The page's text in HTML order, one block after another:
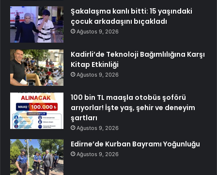
Şakalaşma kanlı bitti: 15 yaşındaki
çocuk arkadaşını bıçakladı
Ağustos 9, 2026
Kadirli’de Teknoloji Bağımlılığına Karşı
Kitap Etkinliği
Ağustos 9, 2026
100 bin TL maaşla otobüs şoförü
arıyorlar! İşte yaş, şehir ve deneyim
şartları
Ağustos 9, 2026
Edirne’de Kurban Bayramı Yoğunluğu
Ağustos 9, 2026